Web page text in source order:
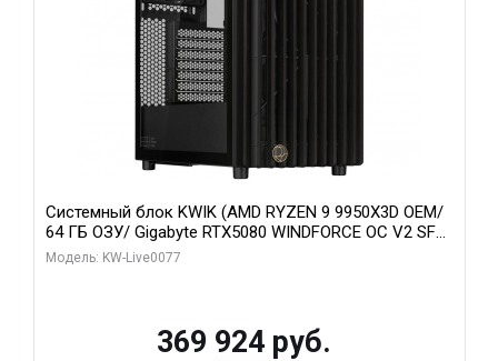
Системный блок KWIK (AMD RYZEN 9 9950X3D OEM/
64 ГБ ОЗУ/ Gigabyte RTX5080 WINDFORCE OC V2 SFF
16GB GDDR7 256b/ 960 ГБ SSD)
Модель: KW-Live0077
369 924 руб.